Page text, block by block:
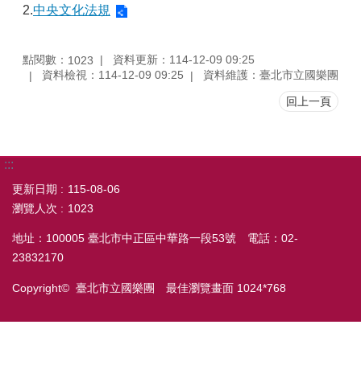
2.中央文化法規
點閱數： 1023
資料更新：114-12-09 09:25
資料檢視：114-12-09 09:25
資料維護：臺北市立國樂團
回上一頁
:::
更新日期
115-08-06
瀏覽人次
1023
地址：100005 臺北市中正區中華路一段53號 電話：02-
23832170
Copyright© 臺北市立國樂團 最佳瀏覽畫面 1024*768